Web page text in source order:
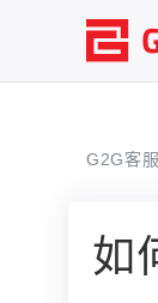
G2G客
如